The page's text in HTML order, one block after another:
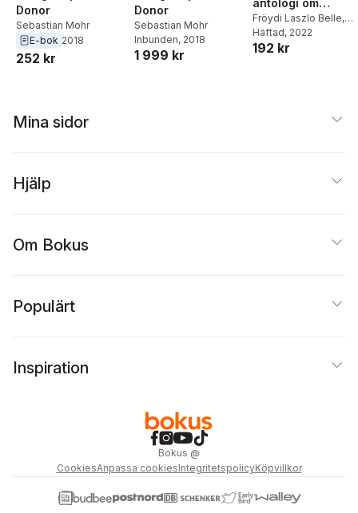
Donor
Sebastian Mohr
E-bok 2018
252 kr
Donor
Sebastian Mohr
Inbunden, 2018
1 999 kr
antologi om
logier,
och kroppsvätskor
Fröydi Laszlo Belle,
Sebastian Mohr
Katarina Bonnevier
Häftad, 2022
192 kr
Mina sidor
Hjälp
Om Bokus
Populärt
Inspiration
Bokus @
CookiesAnpassa cookiesIntegritetspolicyKöpvillkor